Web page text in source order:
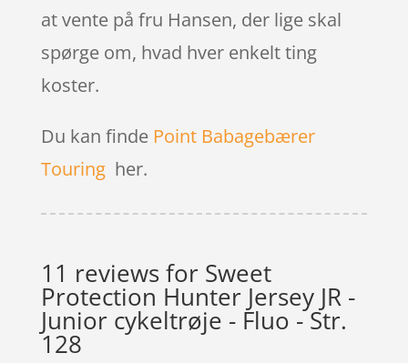
at vente på fru Hansen, der lige skal
spørge om, hvad hver enkelt ting
koster.
Du kan finde Point Babagebærer
Touringher.
11 reviews for Sweet
Protection Hunter Jersey JR -
Junior cykeltrøje - Fluo - Str.
128